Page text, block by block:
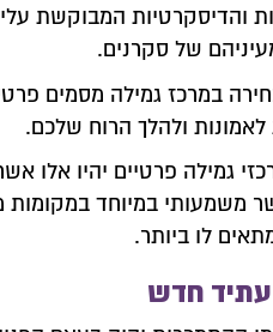
והדיסקרטיות המבוקשת
של סקרנים.
במרכז גמילה מסמים
ולהלך הרוח שלכם.
גמילה פרטיים יהיו אלו
משמעותי במיוחד במקומות
לו ביותר.
חדש